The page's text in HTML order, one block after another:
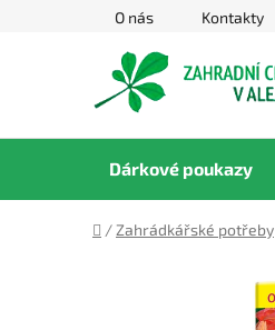
O nás Kontakty
Dárkové poukazy
Domů
/ Zahrádkářské potřeby